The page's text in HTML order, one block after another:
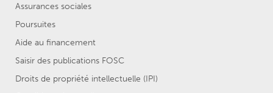
Assurances sociales
Poursuites
Aide au financement
Saisir des publications FOSC
Droits de propriété intellectuelle (IPI)